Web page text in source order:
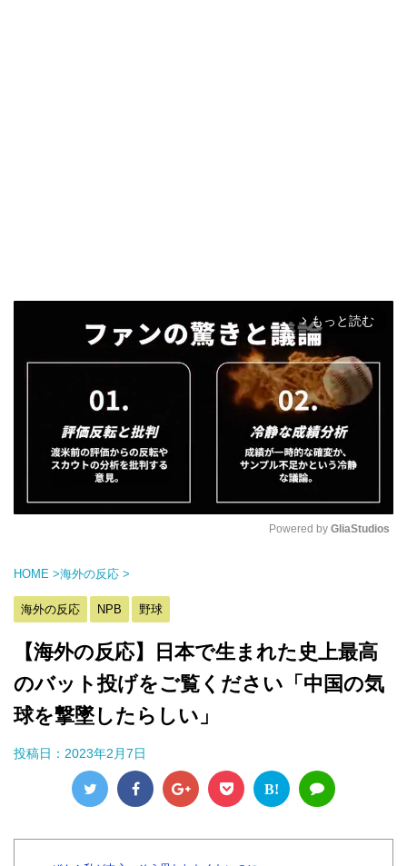
arrow_forward_ios もっと読む
Powered by GliaStudios
HOME >海外の反応 >
海外の反応 NPB 野球
【海外の反応】日本で生まれた史上最高
のバット投げをご覧ください「中国の気
球を撃墜したらしい」
投稿日： 2023年2月7日
B!